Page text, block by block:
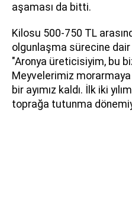
aşaması da bitti.
Kilosu 500-750 TL
olgunlaşma sürecine dair
"Aronya üreticisiyim, bu
Meyvelerimiz morarmaya
bir ayımız kaldı. İlk iki
toprağa tutunma